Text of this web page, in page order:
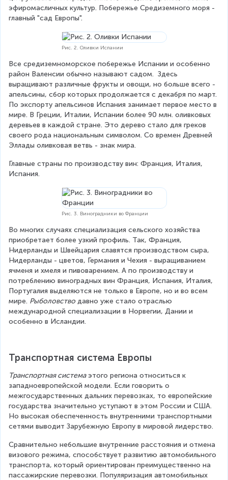
эфиромасличных культур. Побережье Средиземного моря -
главный "сад Европы".
Рис. 2. Оливки Испании
Все средиземноморское побережье Испании и особенно
район Валенсии обычно называют садом.  Здесь
выращивают различные фрукты и овощи, но больше всего -
апельсины, сбор которых продолжается с декабря по март.
По экспорту апельсинов Испания занимает первое место в
мире. В Греции, Италии, Испании более 90 млн. оливковых
деревьев в каждой стране. Это дерево стало для греков
своего рода национальным символом. Со времен Древней
Эллады оливковая ветвь - знак мира.
Главные страны по производству вин: Франция, Италия,
Испания.
Рис. 3. Виноградники во Франции
Во многих случаях специализация сельского хозяйства
приобретает более узкий профиль. Так, Франция,
Нидерланды и Швейцария славятся производством сыра,
Нидерланды - цветов, Германия и Чехия - выращиванием
ячменя и хмеля и пивоварением. А по производству и
потреблению виноградных вин Франция, Испания, Италия,
Португалия выделяются не только в Европе, но и во всем
мире. Рыболовство давно уже стало отраслью
международной специализации в Норвегии, Дании и
особенно в Исландии.
Транспортная система Европы
Транспортная система этого региона относиться к
западноевропейской модели. Если говорить о
межгосударственных дальних перевозках, то европейские
государства значительно уступают в этом России и США.
Но высокая обеспеченность внутренними транспортными
сетями выводит Зарубежную Европу в мировой лидерство.
Сравнительно небольшие внутренние расстояния и отмена
визового режима, способствует развитию автомобильного
транспорта, который ориентирован преимущественно на
пассажирские перевозки. Популяризация автомобильных